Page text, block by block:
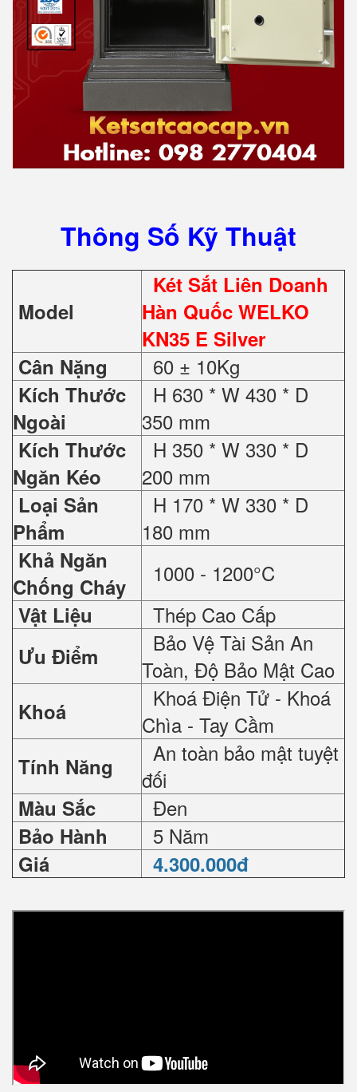
Thông Số Kỹ Thuật
Model
Két Sắt Liên Doanh
Hàn Quốc WELKO
KN35 E Silver
Cân Nặng
60 ± 10Kg
Kích Thước
Ngoài
H 630 * W 430 * D
350 mm
Kích Thước
Ngăn Kéo
H 350 * W 330 * D
200 mm
Loại Sản
Phẩm
H 170 * W 330 * D
180 mm
Khả Ngăn
Chống Cháy
1000 - 1200°C
Vật Liệu Thép Cao Cấp
Ưu Điểm
Bảo Vệ Tài Sản An
Toàn, Độ Bảo Mật Cao
Khoá
Khoá Điện Tử - Khoá
Chìa - Tay Cầm
Tính Năng
An toàn bảo mật tuyệt
đối
Màu Sắc Đen
Bảo Hành 5 Năm
Giá 4.300.000đ